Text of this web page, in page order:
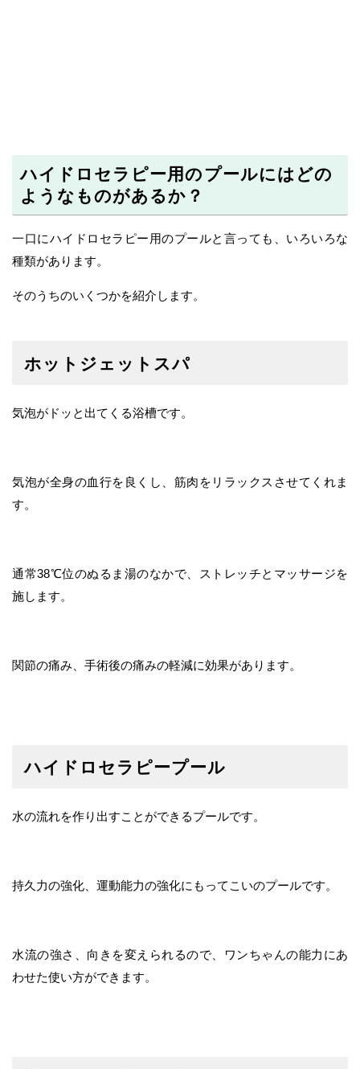
ハイドロセラピー用のプールにはどの
ようなものがあるか？
一口にハイドロセラピー用のプールと言っても、いろいろな
種類があります。
そのうちのいくつかを紹介します。
ホットジェットスパ
気泡がドッと出てくる浴槽です。
気泡が全身の血行を良くし、筋肉をリラックスさせてくれま
す。
通常38℃位のぬるま湯のなかで、ストレッチとマッサージを
施します。
関節の痛み、手術後の痛みの軽減に効果があります。
ハイドロセラピープール
水の流れを作り出すことができるプールです。
持久力の強化、運動能力の強化にもってこいのプールです。
水流の強さ、向きを変えられるので、ワンちゃんの能力にあ
わせた使い方ができます。